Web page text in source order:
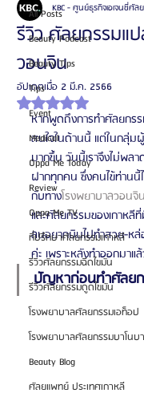
All Posts
Beauty Podcast
Beauty Tips
Tips
Event
Medical
Oppa Me Today
Review
Oppa Me TV
ที่ปรึกษาศัลยกรรมเกาหลี
รีวิวศัลยกรรมฉีดไขมัน
รีวิวศัลยกรรมดูดไขมัน
โรงพยาบาลศัลยกรรมเอท็อป
โรงพยาบาลศัลยกรรมบาโนบ
Beauty Blog
ศัลยแพทย์ ประเทศเกาหลี
รีวิว ศัลยกรรมแ
วอนจิน
KBC - ศูนย์ธุรกิจเอเจนซี่ศัล
อัปเดตเมื่อ 2 มี.ค. 2566
ได้รับ NaN เต็ม 5 ดาว
หากพูดถึงการทำศัลยกร
สนใจในด้านนี้ แต่ในกลุ่ม
มากขึ้น วันนี้เราจึงไม่พล
ฝากทุกคน ซึ่งคนไข้ท่านนี้
กับทางโรงพยาบาลวอนจิ
และศัลยกรรมของเกาหลี
ลนอยากบินไปทำสวย-หล่
ค่ะ เพราะหลังทำออกมาแ
ปัญหาก่อนทำศัลย